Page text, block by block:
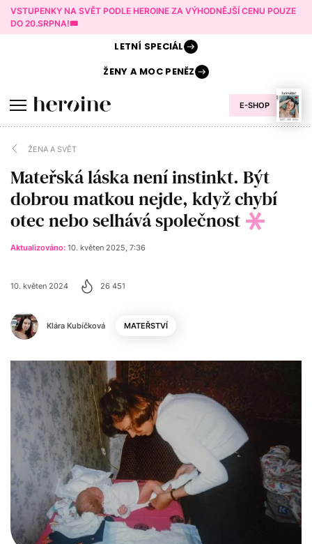
VSTUPENKY NA SVĚT PODLE HEROINE ZA VÝHODNĚJŠÍ CENU POUZE
DO 20.SRPNA!🎟️
E-SHOP
LETNÍ SPECIÁL
ŽENY AMOC PENĚZ
ŽENA A SVĚT
Mateřská láska není instinkt. Být
dobrou matkou nejde, když chybí
otec nebo selhává společnost
Aktualizováno: 10. květen 2025, 7:36
Klára Kubíčková
10. květen 2024 26 451
MATEŘSTVÍ